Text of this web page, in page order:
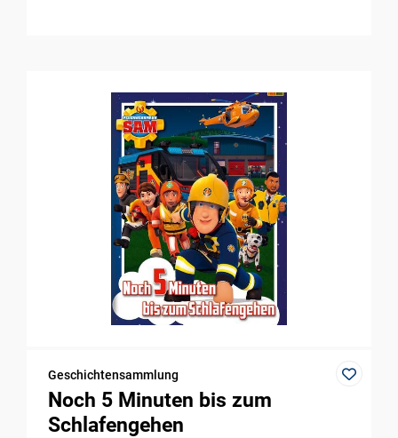
Geschichtensammlung
Noch 5 Minuten bis zum
Schlafengehen